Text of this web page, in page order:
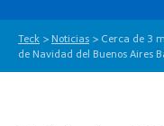
Teck > Noticias > Cerca de 3
de Navidad del Buenos Aires